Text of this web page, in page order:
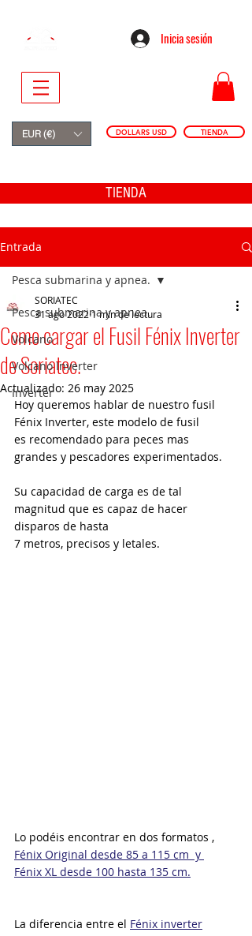
Inicia sesión
EUR (€) DOLLARS USD TIENDA
TIENDA
Entrada
Pesca submarina y apnea.
Volcano
Volcano Inverter
Inverter
Pesca submarina y apnea.
Como cargar el Fusil Fénix Inverter
de Soriatec.
SORIATEC
31 ago 2022 1 min de lectura
Actualizado: 26 may 2025
Hoy queremos hablar de nuestro fusil
Fénix Inverter, este modelo de fusil
es recomendado para peces mas
grandes y pescadores experimentados.
Su capacidad de carga es de tal
magnitud que es capaz de hacer
disparos de hasta
7 metros, precisos y letales.
Lo podéis encontrar en dos formatos ,
Fénix Original desde 85 a 115 cm  y
Fénix XL desde 100 hasta 135 cm.
La diferencia entre el Fénix inverter